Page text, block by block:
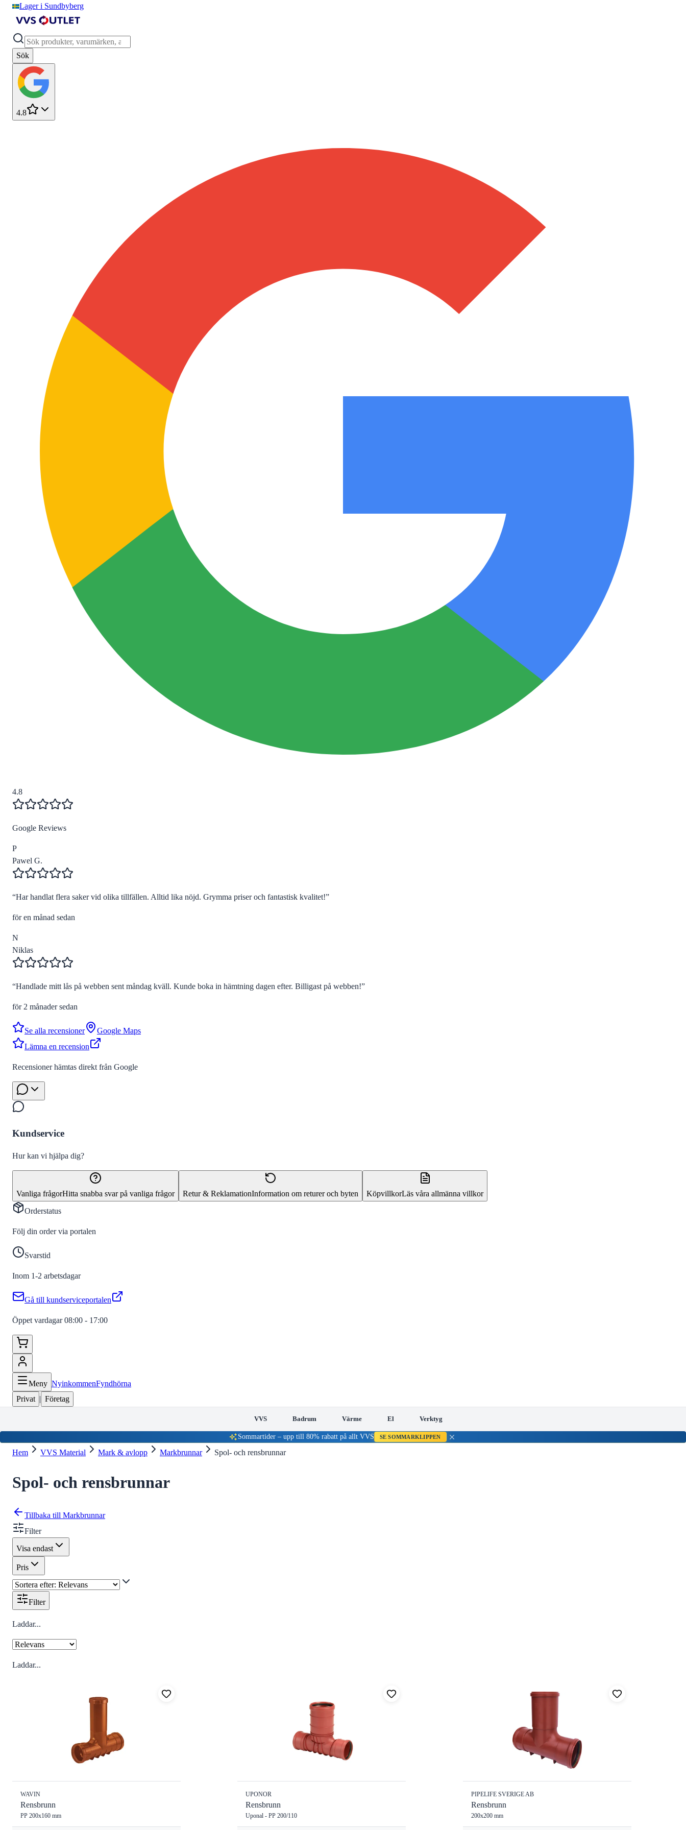
Lager i Sundbyberg
Sök
4.8
4.8
Google Reviews
P
Pawel G.
“Har handlat flera saker vid olika tillfällen. Alltid lika nöjd. Grymma priser och fantastisk kvalitet!”
för en månad sedan
N
Niklas
“Handlade mitt lås på webben sent måndag kväll. Kunde boka in hämtning dagen efter. Billigast på webben!”
för 2 månader sedan
Se alla recensioner
Google Maps
Lämna en recension
Recensioner hämtas direkt från Google
Kundservice
Hur kan vi hjälpa dig?
Vanliga frågorHitta snabba svar på vanliga frågor Retur & ReklamationInformation om returer och byten KöpvillkorLäs våra allmänna villkor
Orderstatus
Följ din order via portalen
Svarstid
Inom 1-2 arbetsdagar
Gå till kundserviceportalen
Öppet vardagar 08:00 - 17:00
Meny NyinkommenFyndhörna
Privat | Företag
VVS Badrum Värme El Verktyg
Sommartider – upp till 80% rabatt på allt VVS SE SOMMARKLIPPEN
Hem VVS Material Mark & avlopp Markbrunnar Spol- och rensbrunnar
Spol- och rensbrunnar
Tillbaka till Markbrunnar
Filter
Visa endast
Pris
Filter
Laddar...
Laddar...
WAVIN
Rensbrunn
PP 200x160 mm
UPONOR
Rensbrunn
Uponal - PP 200/110
PIPELIFE SVERIGE AB
Rensbrunn
200x200 mm